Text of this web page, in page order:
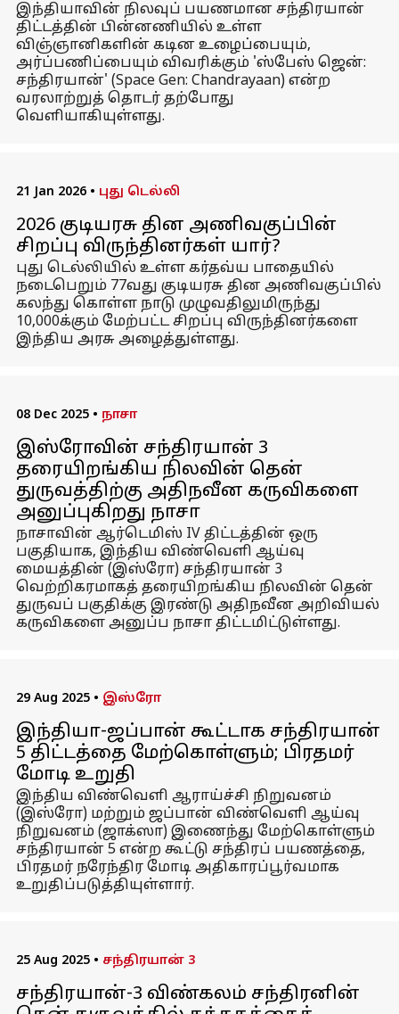
இந்தியாவின் நிலவுப் பயணமான சந்திரயான்
திட்டத்தின் பின்னணியில் உள்ள
விஞ்ஞானிகளின் கடின உழைப்பையும்,
அர்ப்பணிப்பையும் விவரிக்கும் 'ஸ்பேஸ் ஜென்:
சந்திரயான்' (Space Gen: Chandrayaan) என்ற
வரலாற்றுத் தொடர் தற்போது
வெளியாகியுள்ளது.
21 Jan 2026 • புது டெல்லி
2026 குடியரசு தின அணிவகுப்பின்
சிறப்பு விருந்தினர்கள் யார்?
புது டெல்லியில் உள்ள கர்தவ்ய பாதையில்
நடைபெறும் 77வது குடியரசு தின அணிவகுப்பில்
கலந்து கொள்ள நாடு முழுவதிலுமிருந்து
10,000க்கும் மேற்பட்ட சிறப்பு விருந்தினர்களை
இந்திய அரசு அழைத்துள்ளது.
08 Dec 2025 • நாசா
இஸ்ரோவின் சந்திரயான் 3
தரையிறங்கிய நிலவின் தென்
துருவத்திற்கு அதிநவீன கருவிகளை
அனுப்புகிறது நாசா
நாசாவின் ஆர்டெமிஸ் IV திட்டத்தின் ஒரு
பகுதியாக, இந்திய விண்வெளி ஆய்வு
மையத்தின் (இஸ்ரோ) சந்திரயான் 3
வெற்றிகரமாகத் தரையிறங்கிய நிலவின் தென்
துருவப் பகுதிக்கு இரண்டு அதிநவீன அறிவியல்
கருவிகளை அனுப்ப நாசா திட்டமிட்டுள்ளது.
29 Aug 2025 • இஸ்ரோ
இந்தியா-ஜப்பான் கூட்டாக சந்திரயான்
5 திட்டத்தை மேற்கொள்ளும்; பிரதமர்
மோடி உறுதி
இந்திய விண்வெளி ஆராய்ச்சி நிறுவனம்
(இஸ்ரோ) மற்றும் ஜப்பான் விண்வெளி ஆய்வு
நிறுவனம் (ஜாக்ஸா) இணைந்து மேற்கொள்ளும்
சந்திரயான் 5 என்ற கூட்டு சந்திரப் பயணத்தை,
பிரதமர் நரேந்திர மோடி அதிகாரப்பூர்வமாக
உறுதிப்படுத்தியுள்ளார்.
25 Aug 2025 • சந்திரயான் 3
சந்திரயான்-3 விண்கலம் சந்திரனின்